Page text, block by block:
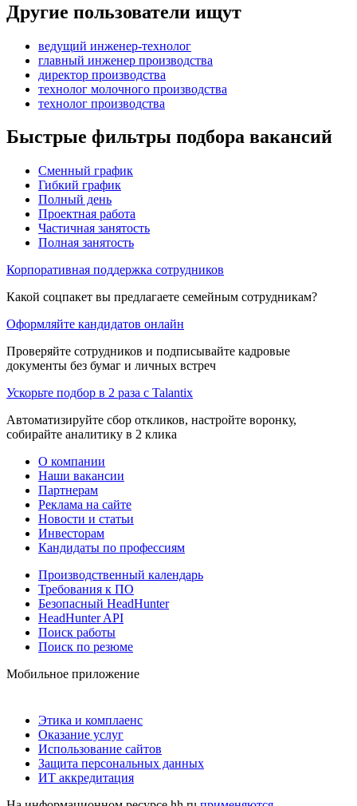
Другие пользователи ищут
ведущий инженер-технолог
главный инженер производства
директор производства
технолог молочного производства
технолог производства
Быстрые фильтры подбора вакансий
Сменный график
Гибкий график
Полный день
Проектная работа
Частичная занятость
Полная занятость
Корпоративная поддержка сотрудников
Какой соцпакет вы предлагаете семейным сотрудникам?
Оформляйте кандидатов онлайн
Проверяйте сотрудников и подписывайте кадровые
документы без бумаг и личных встреч
Ускорьте подбор в 2 раза с Talantix
Автоматизируйте сбор откликов, настройте воронку,
собирайте аналитику в 2 клика
О компании
Наши вакансии
Партнерам
Реклама на сайте
Новости и статьи
Инвесторам
Кандидаты по профессиям
Производственный календарь
Требования к ПО
Безопасный HeadHunter
HeadHunter API
Поиск работы
Поиск по резюме
Мобильное приложение
Этика и комплаенс
Оказание услуг
Использование сайтов
Защита персональных данных
ИТ аккредитация